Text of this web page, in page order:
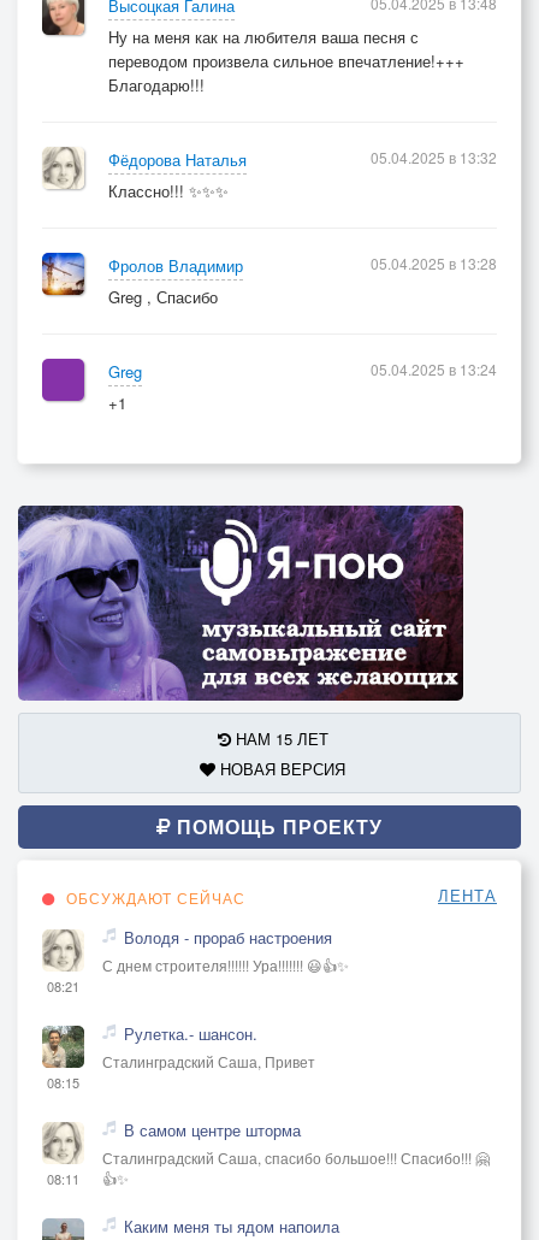
Высоцкая Галина
Ну на меня как на любителя ваша песня с
переводом произвела сильное впечатление!+++
Благодарю!!!
Фёдорова Наталья
Классно!!! ✨✨✨
05.04.2025 в 13:32
Фролов Владимир
Greg , Спасибо
05.04.2025 в 13:28
Greg
+1
05.04.2025 в 13:24
НАМ 15 ЛЕТ
НОВАЯ ВЕРСИЯ
ПОМОЩЬ ПРОЕКТУ
ОБСУЖДАЮТ СЕЙЧАС ЛЕНТА
08:21
Володя - прораб настроения
С днем строителя!!!!!! Ура!!!!!!! 😃👍✨
08:15
Рулетка.- шансон.
Сталинградский Саша, Привет
08:11
В самом центре шторма
Сталинградский Саша, спасибо большое!!! Спасибо!!! 🤗
👍✨
Каким меня ты ядом напоила